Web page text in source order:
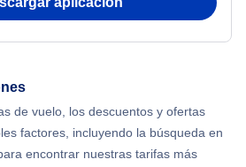
to Nueva York
to Seúl
de vuelo, los descuentos y ofertas
factores, incluyendo la búsqueda en
encontrar nuestras tarifas más